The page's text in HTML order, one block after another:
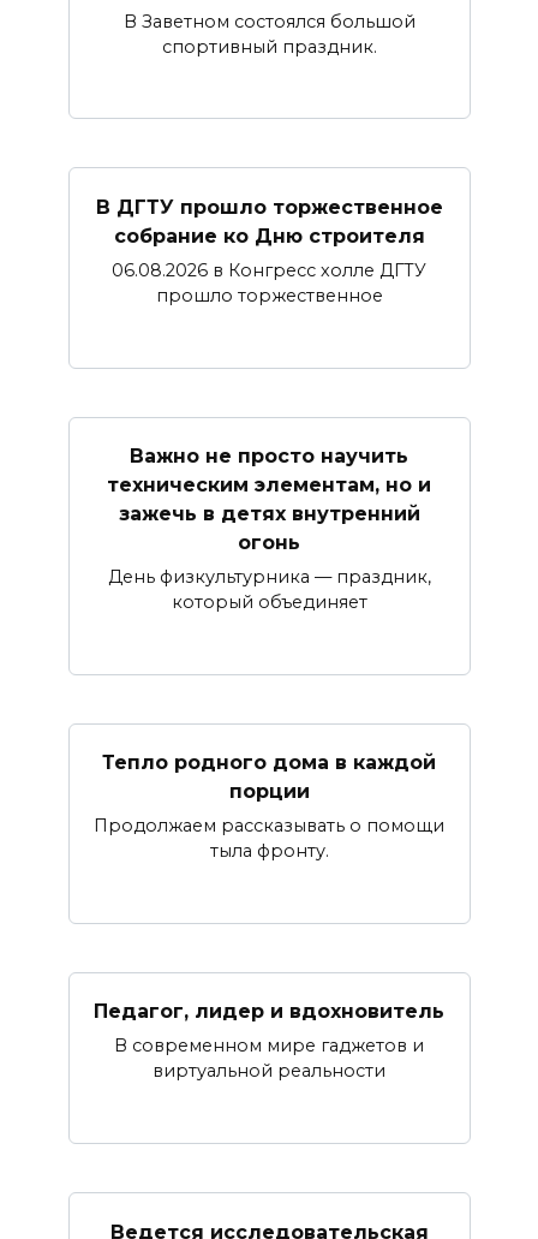
В Заветном состоялся большой
спортивный праздник.
В ДГТУ прошло торжественное
собрание ко Дню строителя
06.08.2026 в Конгресс холле ДГТУ
прошло торжественное
Важно не просто научить
техническим элементам, но и
зажечь в детях внутренний
огонь
День физкультурника — праздник,
который объединяет
Тепло родного дома в каждой
порции
Продолжаем рассказывать о помощи
тыла фронту.
Педагог, лидер и вдохновитель
В современном мире гаджетов и
виртуальной реальности
Ведется исследовательская